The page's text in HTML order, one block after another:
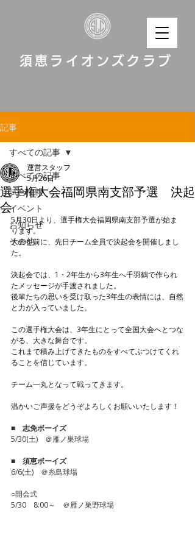
須恵ライオンズクラブ
記事
すべての記事
試合情報
イベント
お知らせ
その他
すべての記事
選手権大会福岡県南支部予選 決起
会
運営スタッフ
5月26日
5月30日より、選手権大会福岡県南支部予選が始ま
ります。
大会を前に、先日チーム全員で決起会を開催しまし
た。
決起会では、1・2年生から3年生へ千羽鶴で作られ
たメッセージが手渡されました。
後輩たちの思いを受け取った3年生の表情には、自然
と力が入っていました。
この選手権大会は、3年生にとって全国大会へとつな
がる、大きな舞台です。
これまで積み上げてきたものをすべてぶつけてくれ
ることを信じています。
チーム一丸となって戦ってきます。
温かいご声援をどうぞよろしくお願いいたします！
■ 志免ボーイズ
5/30(土)　＠雁ノ巣球場
■ 須恵ボーイズ
6/6(土)　＠糸島球場
○開会式
5/30　8:00～　＠雁ノ巣野球場